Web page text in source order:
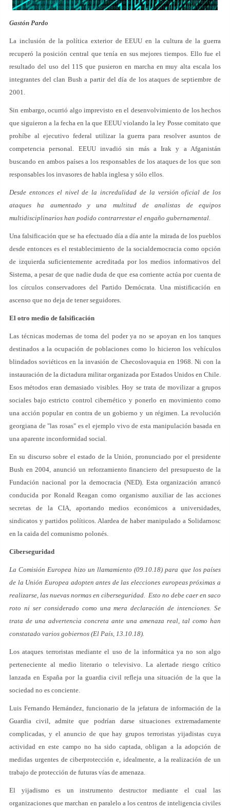
Gastón Pardo
La inclusión de la política exterior de EEUU en la cultura de la guerra
recuperó la posición central que tenía en sus mejores tiempos. Ello fue el
resultado del uso del 11S que pusieron en marcha en muy alta escala los
integrantes del clan Bush a partir del día de los ataques de septiembre de
2001.
Sin embargo, ocurrió algo imprevisto en el desenvolvimiento de los hechos
que siguieron a la fecha en la que EEUU violando la ley Posse comitato que
prohíbe al ejecutivo federal utilizar la guerra para resolver asuntos de
competencia personal. EEUU invadió sin más a Irak y a Afganistán
buscando en ambos países a los responsables de los ataques de los que son
responsables los invasores de habla inglesa y sólo ellos.
Desde entonces el nivel de la incredulidad de la versión oficial de los
ataques ha aumentado y una multitud de analistas de equipos
multidisciplinarios han podido contrarrestar el engaño gubernamental.
Una falsificación que se ha efectuado día a día ante la mirada de los pueblos
desde entonces es el restablecimiento de la socialdemocracia como opción
de izquierda suficientemente acreditada por los medios informativos del
Sistema, a pesar de que nadie duda de que esa corriente actúa por cuenta de
los círculos conservadores del Partido Demócrata. Una mistificación en
ascenso que no deja de tener seguidores.
El otro medio de falsificación
Las técnicas modernas de toma del poder ya no se apoyan en los tanques
destinados a la ocupación de poblaciones como lo hicieron los vehículos
blindados soviéticos en la invasión de Checoslovaquia en 1968. Ni con la
instauración de la dictadura militar organizada por Estados Unidos en Chile.
Esos métodos eran demasiado visibles. Hoy se trata de movilizar a grupos
sociales bajo estricto control cibernético y ponerlo en movimiento como
una acción popular en contra de un gobierno y un régimen. La revolución
georgiana de "las rosas" es el ejemplo vivo de esta manipulación basada en
una aparente inconformidad social.
En su discurso sobre el estado de la Unión, pronunciado por el presidente
Bush en 2004, anunció un reforzamiento financiero del presupuesto de la
Fundación nacional por la democracia (NED). Esta organización arrancó
conducida por Ronald Reagan como organismo auxiliar de las acciones
secretas de la CIA, aportando medios económicos a universidades,
sindicatos y partidos políticos. Alardea de haber manipulado a Solidarnosc
en la caida del comunismo polonés.
Ciberseguridad
La Comisión Europea hizo un llamamiento (09.10.18) para que los países
de la Unión Europea adopten antes de las elecciones europeas próximas a
realizarse, las nuevas normas en ciberseguridad. Esto no debe caer en saco
roto ni ser considerado como una mera declaración de intenciones. Se
trata de una advertencia concreta ante una amenaza real, tal como han
constatado varios gobiernos (El País, 13.10.18).
Los ataques terroristas mediante el uso de la informática ya no son algo
perteneciente al medio literario o televisivo. La alertade riesgo crítico
lanzada en España por la guardia civil refleja una situación de la que la
sociedad no es conciente.
Luis Fernando Hernández, funcionario de la jefatura de información de la
Guardia civil, admite que podrían darse situaciones extremadamente
complicadas, y el anuncio de que hay grupos terroristas yijadistas cuya
actividad en este campo no ha sido captada, obligan a la adopción de
medidas urgentes de ciberprotección e, idealmente, a la realización de un
trabajo de protección de futuras vías de amenaza.
El yijadismo es un instrumento destructor mediante el cual las
organizaciones que marchan en paralelo a los centros de inteligencia civiles